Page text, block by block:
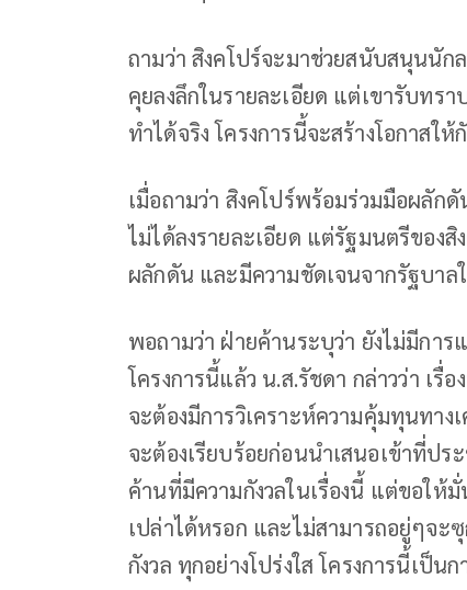
ถามว่า สิงคโปร์จะมาช่วยสนับสนุนนัก
คุยลงลึกในรายละเอียด แต่เขารับทร
ทำได้จริง โครงการนี้จะสร้างโอกาส
เมื่อถามว่า สิงคโปร์พร้อมร่วมมือผลัก
ไม่ได้ลงรายละเอียด แต่รัฐมนตรีของสิ
ผลักดัน และมีความชัดเจนจากรัฐบา
พอถามว่า ฝ่ายค้านระบุว่า ยังไม่มีกา
โครงการนี้แล้ว น.ส.รัชดา กล่าวว่า เ
จะต้องมีการวิเคราะห์ความคุ้มทุนทา
จะต้องเรียบร้อยก่อนนำเสนอเข้าที่ป
ค้านที่มีความกังวลในเรื่องนี้ แต่ขอให้
เปล่าได้หรอก และไม่สามารถอยู่ๆจะ
กังวล ทุกอย่างโปร่งใส โครงการนี้เป็น